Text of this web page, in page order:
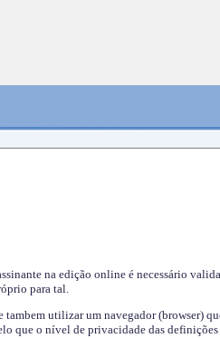
na edição online é necessário
para tal.
utilizar um navegador (browser)
que o nível de privacidade das